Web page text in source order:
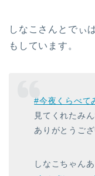
しなこさんとでぃ
もしています。
#今夜くらべて
見てくれたみ
ありがとうご
しなこちゃん